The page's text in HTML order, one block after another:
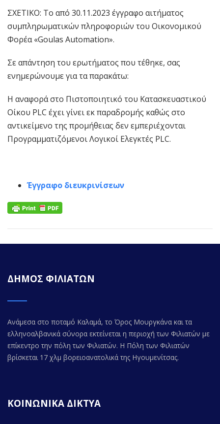
ΣΧΕΤΙΚΟ: Το από 30.11.2023 έγγραφο αιτήματος
συμπληρωματικών πληροφοριών του Οικονομικού
Φορέα «Goulas Automation».
Σε απάντηση του ερωτήματος που τέθηκε, σας
ενημερώνουμε για τα παρακάτω:
Η αναφορά στο Πιστοποιητικό του Κατασκευαστικού
Οίκου PLC έχει γίνει εκ παραδρομής καθώς στο
αντικείμενο της προμήθειας δεν εμπεριέχονται
Προγραμματιζόμενοι Λογικοί Ελεγκτές PLC.
Έγγραφο διευκρινίσεων
ΔΗΜΟΣ ΦΙΛΙΑΤΩΝ
Ανάμεσα στο ποταμό Καλαμά, το Όρος Μουργκάνα και τα
ελληνοαλβανικά σύνορα εκτείνεται η περιοχή των Φιλιατών με
επίκεντρο την πόλη των Φιλιατών. Η Πόλη των Φιλιατών
βρίσκεται 17 χλμ βορειοανατολικά της Ηγουμενίτσας.
ΚΟΙΝΩΝΙΚΑ ΔΙΚΤΥΑ